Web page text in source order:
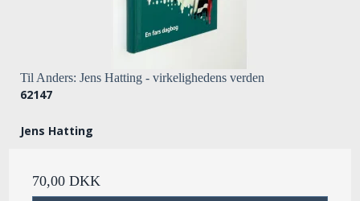
Til Anders: Jens Hatting - virkelighedens verden
62147
Jens Hatting
70,00 DKK